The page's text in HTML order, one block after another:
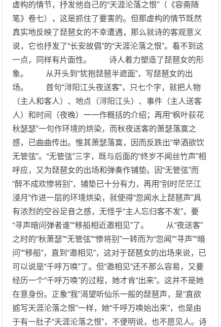
虚构的情节，抒发他自己的“天涯沦落之恨”（《容斋随
笔》卷七），这是抓住了要害的。但那虚构的情节既然
真实地反映了琵琶女的不幸遭遇，那么就诗的客观意义
说，它也抒发了“长安故倡”的“天涯沦落之恨”。看不到这
一点，同样有片面性。 诗人着力塑造了琵琶女的形
象。 从开头到“犹抱琵琶半遮面”，写琵琶女的出
场。 首句“浔阳江头夜送客”，只七个字，就把人物
（主人和客人）、地点（浔阳江头）、事件（主人送客
人）和时间（夜晚）一一作概括的介绍；再用“枫叶荻花
秋瑟瑟”一句作环境的烘染，而秋夜送客的萧瑟落寞之
感，已曲曲传出。惟其萧瑟落寞，因而反跌出“举酒欲饮
无管弦”。“无管弦”三字，既与后面的“终岁不闻丝竹声”相
呼应，又为琵琶女的出场和弹奏作铺垫。因“无管弦”而
“醉不成欢惨将别”，铺垫已十分有力，再用“别时茫茫江
浸月”作进一层的环境烘染，就使得“忽闻水上琵琶声”具
有浓烈的空谷足音之感，无怪乎“主人忘归客不发”，要
“寻声暗问弹者谁”“移船相近邀相见”了。 从“夜送客”
之时的“秋萧瑟”“无管弦”“惨将别”一转而为“忽闻”“寻声”“暗
问”“移船”，直到“邀相见”，这对于琵琶女的出场来说，已
可以说是“千呼万唤”了。但“邀相见”还不那么容易，又要
经历一个“千呼万唤”的过程，她才肯“出来”。这并不是她
在意身份。正象“我”渴望听仙乐一般的琵琶声，是“直欲
摅写天涯沦落之恨”一样，她“千呼万唤始出来”，也是由
于有一肚子“天涯沦落之恨”，不便明说，也不愿见人。诗